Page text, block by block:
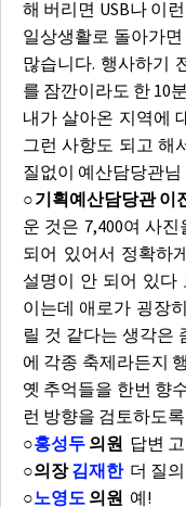
해 버리면 USB나 이
일상생활로 돌아가
많습니다. 행사하기
를 잠깐이라도 한 10
내가 살아온 지역에
그런 사항도 되고 해
질없이 예산담당관
○기획예산담당관 이
운 것은 7,400여 사
되어 있어서 정확하
설명이 안 되어 있다
이는데 애로가 굉장
릴 것 같다는 생각은
에 각종 축제라든지
옛 추억들을 한번 향
런 방향을 검토하도
○홍성두 의원 답변
○의장김재한더 질의
○노영도 의원 예!